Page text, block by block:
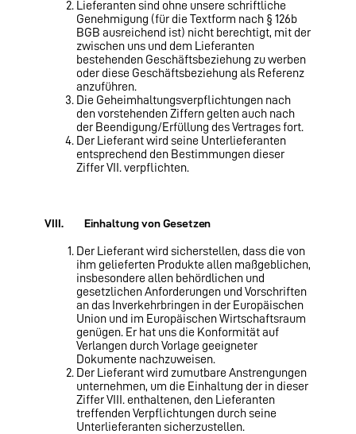
Lieferanten sind ohne unsere schriftliche
Genehmigung (für die Textform nach § 126b
BGB ausreichend ist) nicht berechtigt, mit der
zwischen uns und dem Lieferanten
bestehenden Geschäftsbeziehung zu werben
oder diese Geschäftsbeziehung als Referenz
anzuführen.
Die Geheimhaltungsverpflichtungen nach
den vorstehenden Ziffern gelten auch nach
der Beendi­gung/Erfüllung des Vertrages fort.
Der Lieferant wird seine Unterlieferanten
entsprechend den Bestimmungen dieser
Ziffer VII. verpflichten.
VIII. Einhaltung von Gesetzen
Der Lieferant wird sicherstellen, dass die von
ihm gelieferten Produkte allen maßgeblichen,
insbesondere allen behördlichen und
gesetzlichen Anforderun­gen und Vorschriften
an das Inverkehrbringen in der Europäischen
Union und im Europäischen Wirtschaftsraum
genügen. Er hat uns die Konformität auf
Verlangen durch Vorlage geeigneter
Dokumente nachzuweisen.
Der Lieferant wird zumutbare Anstrengungen
unternehmen, um die Einhaltung der in dieser
Ziffer VIII. enthaltenen, den Lieferanten
treffenden Verpflichtungen durch seine
Unterlieferanten sicherzustellen.